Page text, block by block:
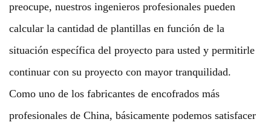
preocupe, nuestros ingenieros profesionales pueden
calcular la cantidad de plantillas en función de la
situación específica del proyecto para usted y permitirle
continuar con su proyecto con mayor tranquilidad.
Como uno de los fabricantes de encofrados más
profesionales de China, básicamente podemos satisfacer